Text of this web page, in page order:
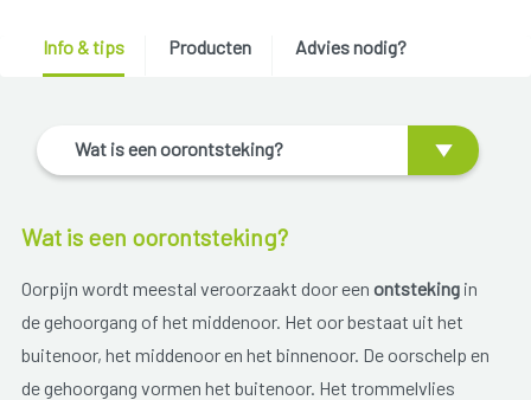
Info & tips Producten Advies nodig?
Wat is een oorontsteking?
Wat is een oorontsteking?
Oorpijn wordt meestal veroorzaakt door een ontsteking in
de gehoorgang of het middenoor. Het oor bestaat uit het
buitenoor, het middenoor en het binnenoor. De oorschelp en
de gehoorgang vormen het buitenoor. Het trommelvlies